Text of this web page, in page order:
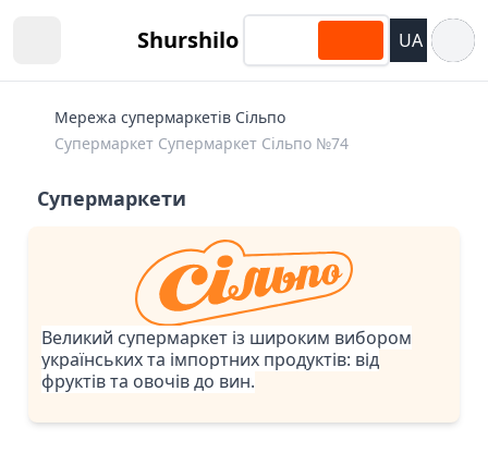
Shurshilo UA
Мережа супермаркетів Сільпо
Супермаркет Супермаркет Сiльпо №74
Супермаркети
Великий супермаркет із широким вибором
українських та імпортних продуктів: від
фруктів та овочів до вин.